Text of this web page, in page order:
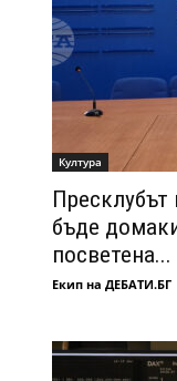
Култура
бъде
посветена...
Екип на ДЕБАТИ.БГ